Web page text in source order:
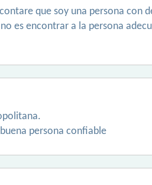
que soy una persona
es encontrar a la persona
persona confiable